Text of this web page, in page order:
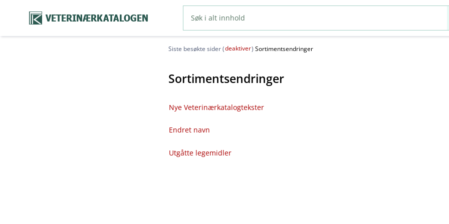
VETERINÆRKATALOGEN
Siste besøkte sider (deaktiver) Sortimentsendringer
Sortimentsendringer
Nye Veterinærkatalogtekster
Endret navn
Utgåtte legemidler